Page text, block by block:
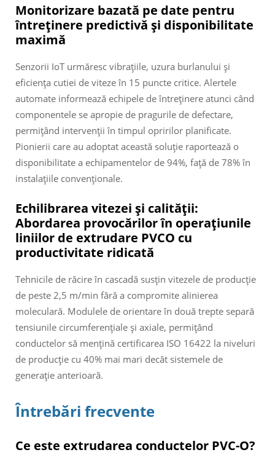
Monitorizare bazată pe date pentru
întreținere predictivă și disponibilitate
maximă
Senzorii IoT urmăresc vibrațiile, uzura burlanului și
eficiența cutiei de viteze în 15 puncte critice. Alertele
automate informează echipele de întreținere atunci când
componentele se apropie de pragurile de defectare,
permițând intervenții în timpul opririlor planificate.
Pionierii care au adoptat această soluție raportează o
disponibilitate a echipamentelor de 94%, față de 78% în
instalațiile convenționale.
Echilibrarea vitezei și calității:
Abordarea provocărilor în operațiunile
liniilor de extrudare PVCO cu
productivitate ridicată
Tehnicile de răcire în cascadă susțin vitezele de producție
de peste 2,5 m/min fără a compromite alinierea
moleculară. Modulele de orientare în două trepte separă
tensiunile circumferențiale și axiale, permițând
conductelor să mențină certificarea ISO 16422 la niveluri
de producție cu 40% mai mari decât sistemele de
generație anterioară.
Întrebări frecvente
Ce este extrudarea conductelor PVC-O?